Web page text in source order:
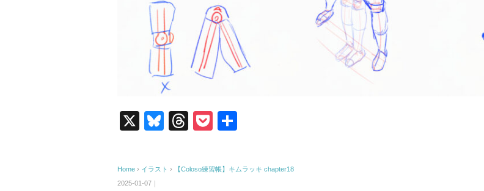
X
Bl
sk
T
P
ck
et
Home › イラスト ›
【Coloso練習帳】キムラッキ chapter18
2025-01-07｜